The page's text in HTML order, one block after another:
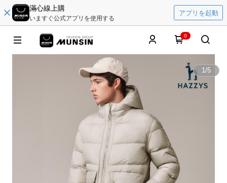
滿心線上購
いますぐ公式アプリを使用する
アプリを起動
0
1/5